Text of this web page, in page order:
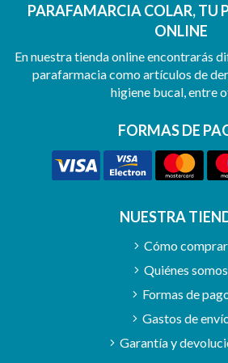
PARAFAMARCIA COLAR, TU
ONLINE
En nuestra tienda online encontrarás
parafarmacia como artículos de
higiene bucal, entre
FORMAS DE
NUESTRA
Cómo comprar
Quiénes somos
Formas de
Gastos de
Garantía y